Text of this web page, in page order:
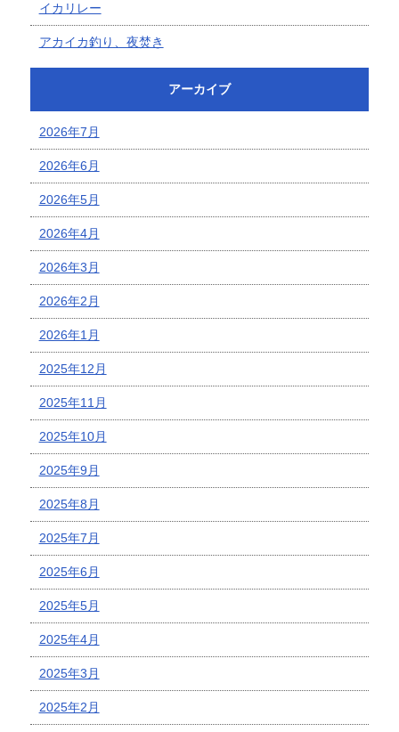
イカリレー
アカイカ釣り、夜焚き
アーカイブ
2026年7月
2026年6月
2026年5月
2026年4月
2026年3月
2026年2月
2026年1月
2025年12月
2025年11月
2025年10月
2025年9月
2025年8月
2025年7月
2025年6月
2025年5月
2025年4月
2025年3月
2025年2月